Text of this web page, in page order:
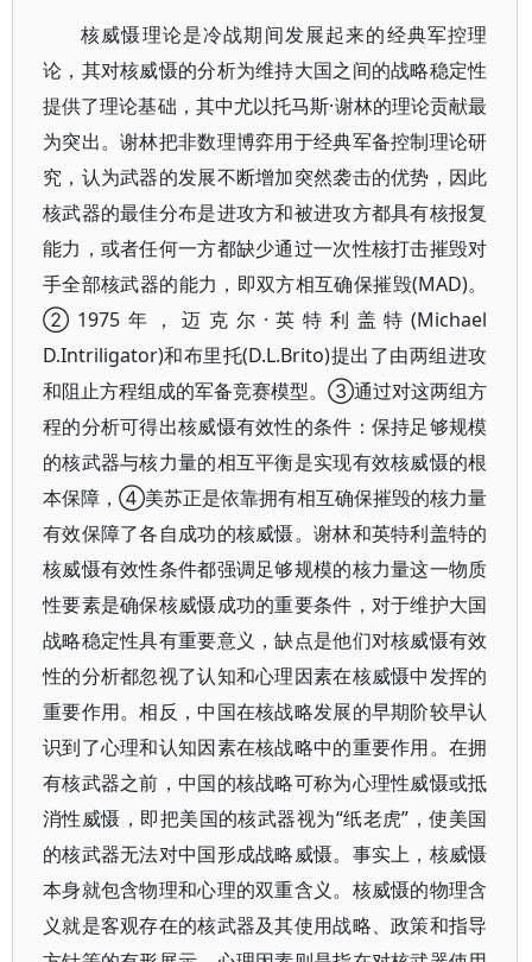
核威慑理论是冷战期间发展起来的经典军控理
论，其对核威慑的分析为维持大国之间的战略稳定性
提供了理论基础，其中尤以托马斯·谢林的理论贡献最
为突出。谢林把非数理博弈用于经典军备控制理论研
究，认为武器的发展不断增加突然袭击的优势，因此
核武器的最佳分布是进攻方和被进攻方都具有核报复
能力，或者任何一方都缺少通过一次性核打击摧毁对
手全部核武器的能力，即双方相互确保摧毁(MAD)。
②1975年，迈克尔·英特利盖特(Michael
D.Intriligator)和布里托(D.L.Brito)提出了由两组进攻
和阻止方程组成的军备竞赛模型。③通过对这两组方
程的分析可得出核威慑有效性的条件：保持足够规模
的核武器与核力量的相互平衡是实现有效核威慑的根
本保障，④美苏正是依靠拥有相互确保摧毁的核力量
有效保障了各自成功的核威慑。谢林和英特利盖特的
核威慑有效性条件都强调足够规模的核力量这一物质
性要素是确保核威慑成功的重要条件，对于维护大国
战略稳定性具有重要意义，缺点是他们对核威慑有效
性的分析都忽视了认知和心理因素在核威慑中发挥的
重要作用。相反，中国在核战略发展的早期阶较早认
识到了心理和认知因素在核战略中的重要作用。在拥
有核武器之前，中国的核战略可称为心理性威慑或抵
消性威慑，即把美国的核武器视为“纸老虎”，使美国
的核武器无法对中国形成战略威慑。事实上，核威慑
本身就包含物理和心理的双重含义。核威慑的物理含
义就是客观存在的核武器及其使用战略、政策和指导